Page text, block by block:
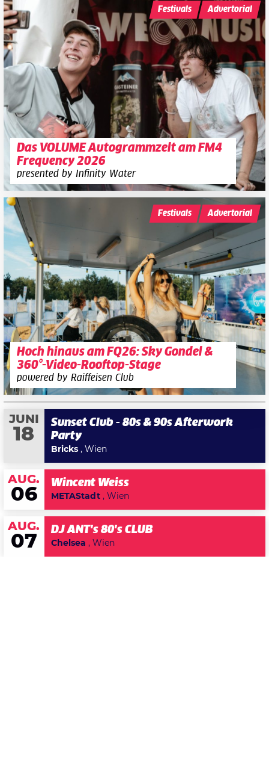
Das VOLUME Autogrammzelt am FM4
Frequency 2026
presented by Infinity Water
Festivals Advertorial
Hoch hinaus am FQ26: Sky Gondel &
360°-Video-Rooftop-Stage
powered by Raiffeisen Club
Festivals Advertorial
JUNI
18
Sunset Club - 80s & 90s Afterwork
Party
Bricks , Wien
AUG.
06
Wincent Weiss
METAStadt , Wien
AUG.
07
DJ ANT's 80's CLUB
Chelsea , Wien